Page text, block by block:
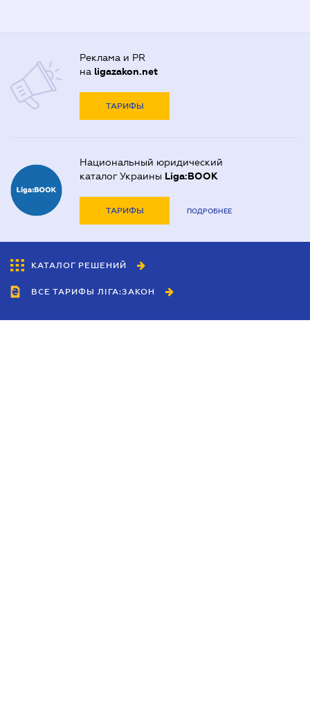
Реклама и PR
на ligazakon.net
ТАРИФЫ
Национальный юридический
каталог Украины Liga:BOOK
ТАРИФЫ ПОДРОБНЕЕ
КАТАЛОГ РЕШЕНИЙ
ВСЕ ТАРИФЫ ЛІГА:ЗАКОН